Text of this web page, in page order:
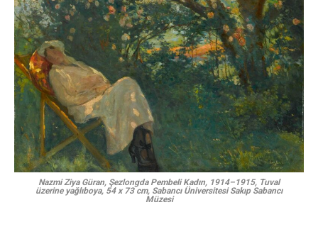
Nazmi Ziya Güran, Şezlongda Pembeli Kadın, 1914–1915, Tuval
üzerine yağlıboya, 54 x 73 cm, Sabancı Üniversitesi Sakıp Sabancı
Müzesi